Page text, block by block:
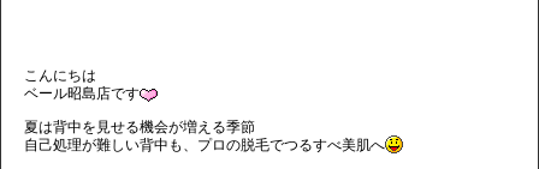
こんにちは
ベール昭島店です
夏は背中を見せる機会が増える季節
自己処理が難しい背中も、プロの脱毛でつるすべ美肌へ